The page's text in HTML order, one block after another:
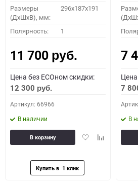
Размеры
(ДхШхВ), мм:
296х187х191
Полярность: 1
11 700 руб.
Цена без ECOном скидки:
12 300 руб.
Артикул: 66966
В наличии
ДобавитьДобавить
В корзину
7
7
В